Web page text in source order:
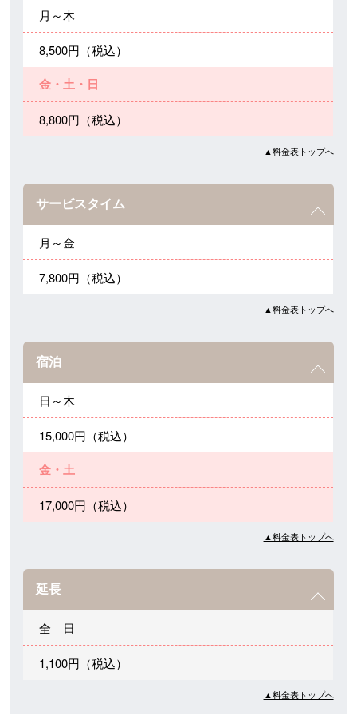
月～木
8,500円（税込）
金・土・日
8,800円（税込）
▲料金表トップへ
サービスタイム
月～金
7,800円（税込）
▲料金表トップへ
宿泊
日～木
15,000円（税込）
金・土
17,000円（税込）
▲料金表トップへ
延長
全 日
1,100円（税込）
▲料金表トップへ